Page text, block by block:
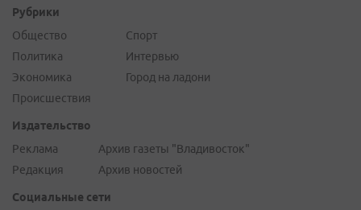
Рубрики
Общество
Политика
Экономика
Происшествия
Спорт
Интервью
Город на ладони
Издательство
Реклама
Редакция
Архив газеты "Владивосток"
Архив новостей
Социальные сети